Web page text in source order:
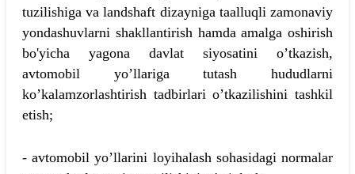
tuzilishiga va landshaft dizayniga taalluqli zamonaviy
yondashuvlarni shakllantirish hamda amalga oshirish
bo'yicha yagona davlat siyosatini o’tkazish,
avtomobil yo’llariga tutash hududlarni
ko’kalamzorlashtirish tadbirlari o’tkazilishini tashkil
etish;
- avtomobil yo’llarini loyihalash sohasidagi normalar